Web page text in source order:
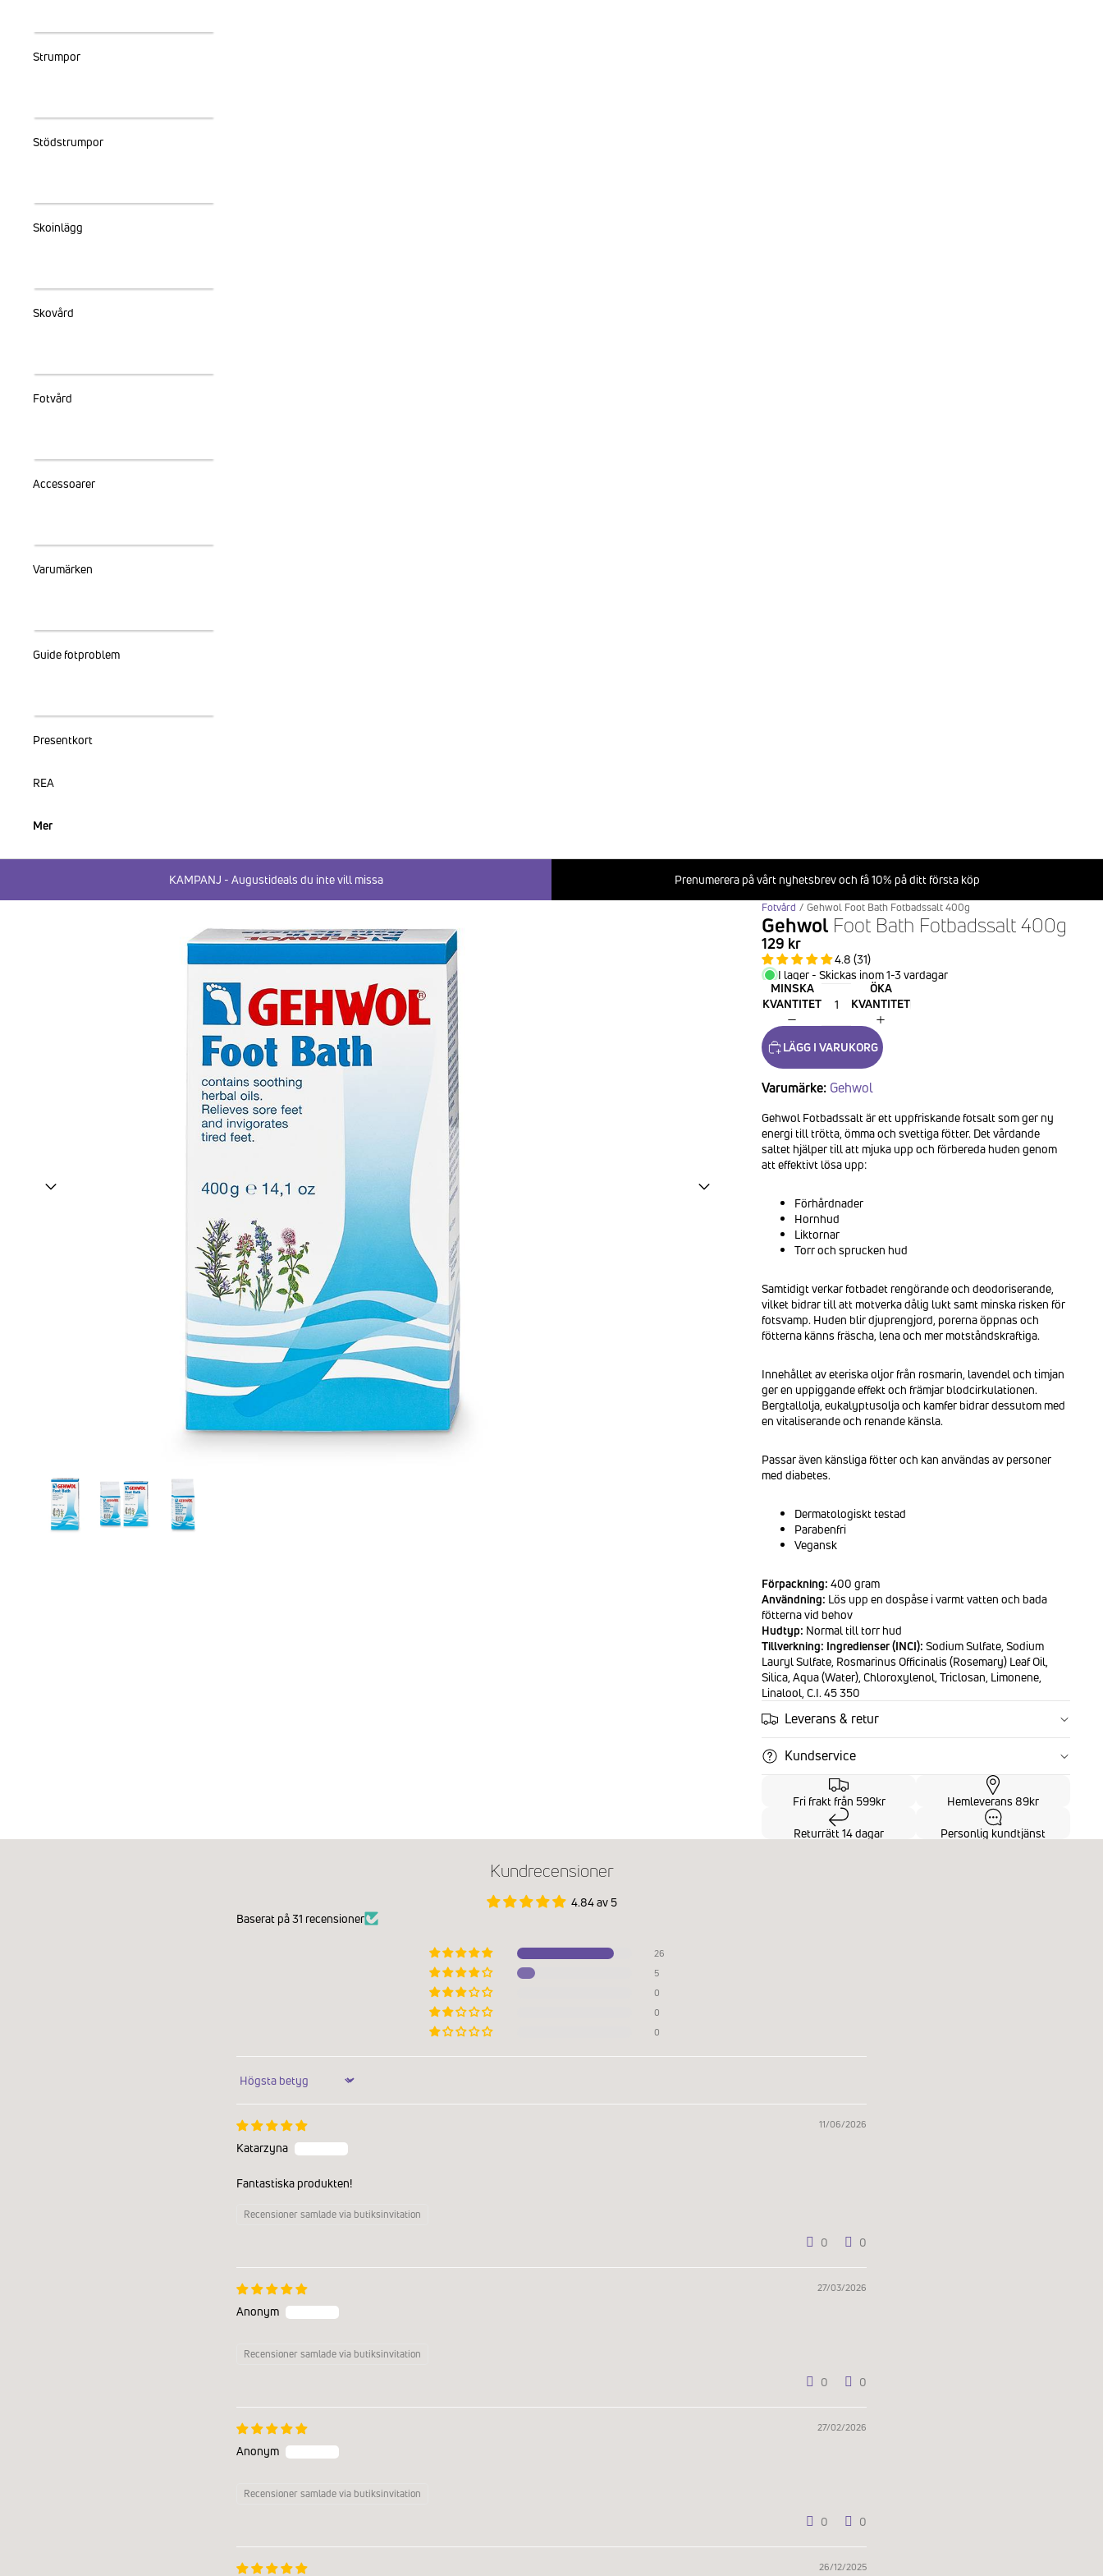
Strumpor
Stödstrumpor
Skoinlägg
Skovård
Fotvård
Accessoarer
Varumärken
Guide fotproblem
Presentkort
REA
Mer
KAMPANJ - Augustideals du inte vill missa
Prenumerera på vårt nyhetsbrev och få 10% på ditt första köp
HOPPA TILL PRODUKTINFORMATION
Fotvård / Gehwol Foot Bath Fotbadssalt 400g
Gehwol Foot Bath Fotbadssalt 400g
129 kr
4.8 (31)
I lager - Skickas inom 1-3 vardagar
MINSKA
KVANTITET
ÖKA
KVANTITET
LÄGG I VARUKORG
Varumärke: Gehwol
Gehwol Fotbadssalt är ett uppfriskande fotsalt som ger ny
energi till trötta, ömma och svettiga fötter. Det vårdande
saltet hjälper till att mjuka upp och förbereda huden genom
att effektivt lösa upp:
Förhårdnader
Hornhud
Liktornar
Torr och sprucken hud
Samtidigt verkar fotbadet rengörande och deodoriserande,
vilket bidrar till att motverka dålig lukt samt minska risken för
fotsvamp. Huden blir djuprengjord, porerna öppnas och
fötterna känns fräscha, lena och mer motståndskraftiga.
Innehållet av eteriska oljor från rosmarin, lavendel och timjan
ger en uppiggande effekt och främjar blodcirkulationen.
Bergtallolja, eukalyptusolja och kamfer bidrar dessutom med
en vitaliserande och renande känsla.
Passar även känsliga fötter och kan användas av personer
med diabetes.
Dermatologiskt testad
Parabenfri
Vegansk
Förpackning: 400 gram
Användning: Lös upp en dospåse i varmt vatten och bada
fötterna vid behov
Hudtyp: Normal till torr hud
Tillverkning: Ingredienser (INCI): Sodium Sulfate, Sodium
Lauryl Sulfate, Rosmarinus Officinalis (Rosemary) Leaf Oil,
Silica, Aqua (Water), Chloroxylenol, Triclosan, Limonene,
Linalool, C.I. 45 350
Leverans & retur
Kundservice
Fri frakt från 599kr Hemleverans 89kr
Returrätt 14 dagar Personlig kundtjänst
Kundrecensioner
4.84 av 5
Baserat på 31 recensioner
26
5
0
0
0
Sort by
11/06/2026
Katarzyna
Fantastiska produkten!
Recensioner samlade via butiksinvitation
0 0
27/03/2026
Anonym
Recensioner samlade via butiksinvitation
0 0
27/02/2026
Anonym
Recensioner samlade via butiksinvitation
0 0
26/12/2025